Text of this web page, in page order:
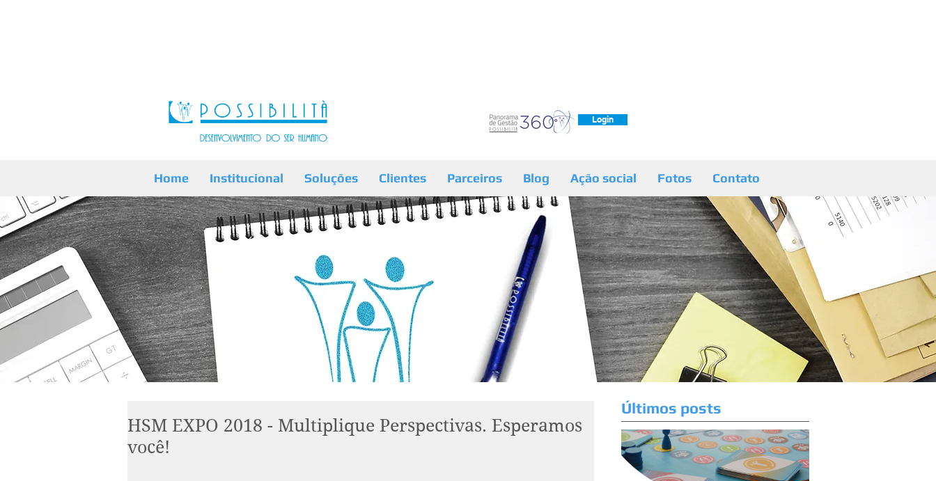
Login
Home Institucional Soluções Clientes Parceiros Blog Ação social Fotos Contato
HSM EXPO 2018 - Multiplique Perspectivas. Esperamos
você!
Últimos posts